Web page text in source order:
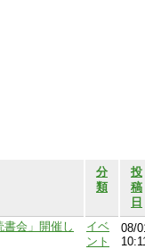
分
類
投
稿
日
会」開催し
イベ
ント
08/